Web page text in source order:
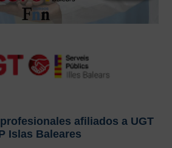
afiliados a UGT
Islas Baleares